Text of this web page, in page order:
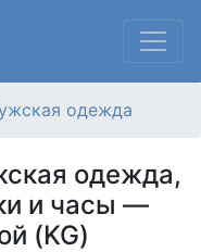
одежда
одежда,
и часы —
(KG)